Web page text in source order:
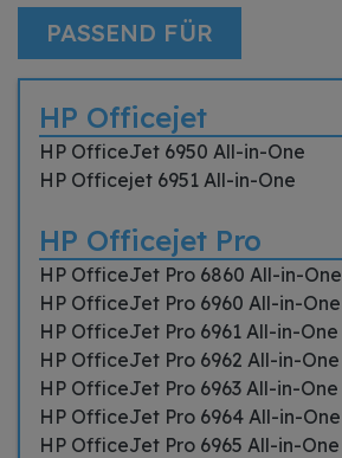
PASSEND FÜR
HP Officejet
HP OfficeJet 6950 All-in-One
HP Officejet 6951 All-in-One
HP Officejet Pro
HP OfficeJet Pro 6860 All-in-One
HP OfficeJet Pro 6960 All-in-One
HP OfficeJet Pro 6961 All-in-One
HP OfficeJet Pro 6962 All-in-One
HP OfficeJet Pro 6963 All-in-One
HP OfficeJet Pro 6964 All-in-One
HP OfficeJet Pro 6965 All-in-One